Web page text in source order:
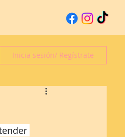
Inicia sesión/ Regístrate